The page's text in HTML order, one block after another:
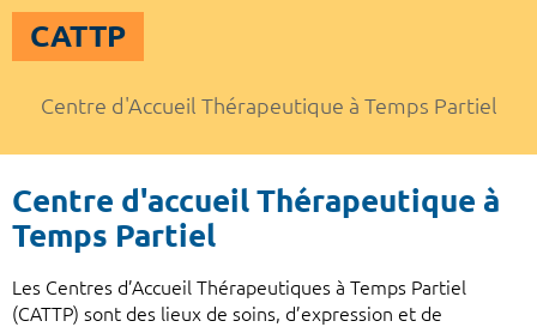
CATTP
Centre d'Accueil Thérapeutique à Temps Partiel
Centre d'accueil Thérapeutique à
Temps Partiel
Les Centres d’Accueil Thérapeutiques à Temps Partiel
(CATTP) sont des lieux de soins, d’expression et de